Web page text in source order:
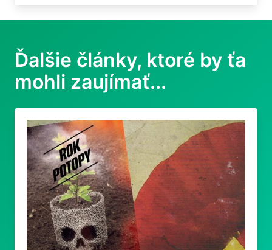
Ďalšie články, ktoré by ťa
mohli zaujímať...